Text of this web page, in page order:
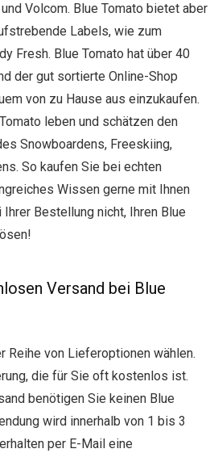
Volcom. Blue Tomato bietet aber
Labels, wie zum
Fresh. Blue Tomato hat über 40
der gut sortierte Online-Shop
von zu Hause aus einzukaufen.
leben und schätzen den
Snowboardens, Freeskiing,
So kaufen Sie bei echten
Wissen gerne mit Ihnen
Bestellung nicht, Ihren Blue
Versand bei Blue
Reihe von Lieferoptionen wählen.
die für Sie oft kostenlos ist.
benötigen Sie keinen Blue
wird innerhalb von 1 bis 3
per E-Mail eine